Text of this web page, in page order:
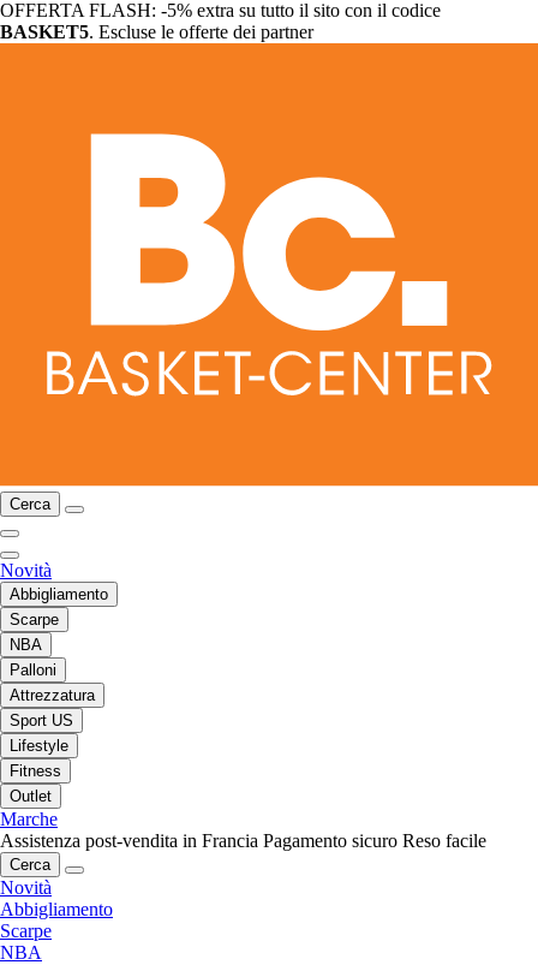
OFFERTA FLASH: -5% extra su tutto il sito con il codice
BASKET5. Escluse le offerte dei partner
Cerca
Novità
Abbigliamento
Scarpe
NBA
Palloni
Attrezzatura
Sport US
Lifestyle
Fitness
Outlet
Marche
Assistenza post-vendita in Francia Pagamento sicuro Reso facile
Cerca
Novità
Abbigliamento
Scarpe
NBA